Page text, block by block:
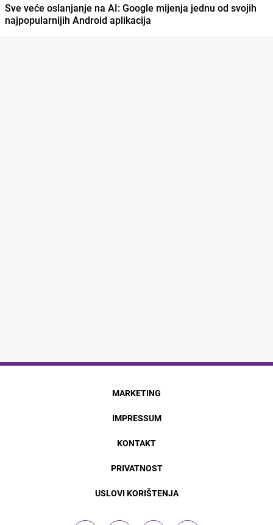
Sve veće oslanjanje na AI: Google mijenja jednu od svojih
najpopularnijih Android aplikacija
MARKETING
IMPRESSUM
KONTAKT
PRIVATNOST
USLOVI KORIŠTENJA